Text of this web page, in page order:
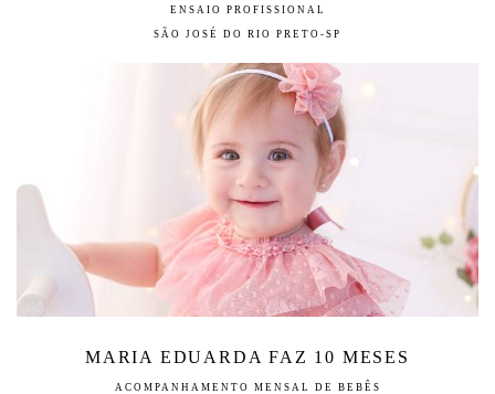
ENSAIO PROFISSIONAL
SÃO JOSÉ DO RIO PRETO-SP
MARIA EDUARDA FAZ 10 MESES
ACOMPANHAMENTO MENSAL DE BEBÊS